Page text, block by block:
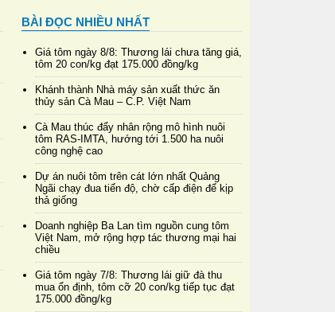
BÀI ĐỌC NHIỀU NHẤT
Giá tôm ngày 8/8: Thương lái chưa tăng giá,
tôm 20 con/kg đạt 175.000 đồng/kg
Khánh thành Nhà máy sản xuất thức ăn
thủy sản Cà Mau – C.P. Việt Nam
Cà Mau thúc đẩy nhân rộng mô hình nuôi
tôm RAS-IMTA, hướng tới 1.500 ha nuôi
công nghệ cao
Dự án nuôi tôm trên cát lớn nhất Quảng
Ngãi chạy đua tiến độ, chờ cấp điện để kịp
thả giống
Doanh nghiệp Ba Lan tìm nguồn cung tôm
Việt Nam, mở rộng hợp tác thương mại hai
chiều
Giá tôm ngày 7/8: Thương lái giữ đà thu
mua ổn định, tôm cỡ 20 con/kg tiếp tục đạt
175.000 đồng/kg